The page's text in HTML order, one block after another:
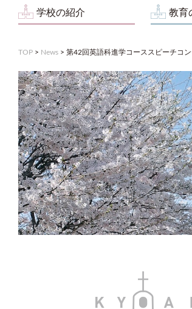
学校の紹介 教育
TOP > News > 第42回英語科進学コーススピーチコン